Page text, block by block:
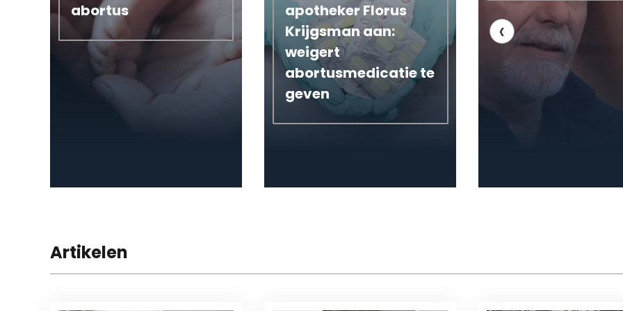
abortus
apotheker Florus
Krijgsman aan:
weigert
abortusmedicatie te
geven
‹
Artikelen